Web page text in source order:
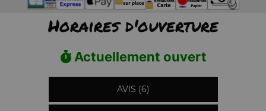
Horaires d'ouverture
Actuellement ouvert
AVIS (6)